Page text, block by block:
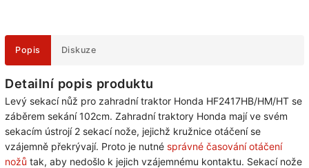
Popis Diskuze
Detailní popis produktu
Levý sekací nůž pro zahradní traktor Honda HF2417HB/HM/HT se
záběrem sekání 102cm. Zahradní traktory Honda mají ve svém
sekacím ústrojí 2 sekací nože, jejichž kružnice otáčení se
vzájemně překrývají. Proto je nutné správné časování otáčení
nožů tak, aby nedošlo k jejich vzájemnému kontaktu. Sekací nože